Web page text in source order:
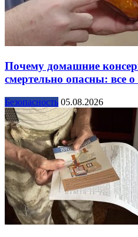
Почему домашние
смертельно опасны: все
Безопасность 05.08.2026